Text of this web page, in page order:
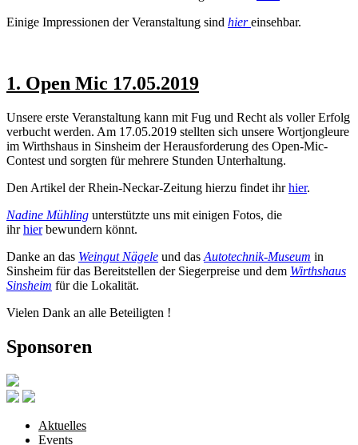
Einige Impressionen der Veranstaltung sind hiereinsehbar.
1. Open Mic 17.05.2019
Unsere erste Veranstaltung kann mit Fug und Recht als voller Erfolg
verbucht werden. Am 17.05.2019 stellten sich unsere Wortjongleure
im Wirthshaus in Sinsheim der Herausforderung des Open-Mic-
Contest und sorgten für mehrere Stunden Unterhaltung.
Den Artikel der Rhein-Neckar-Zeitung hierzu findet ihrhier.
Nadine Mühling unterstützte uns mit einigen Fotos, die
ihrhierbewundern könnt.
Danke an das Weingut Nägele und das Autotechnik-Museum in
Sinsheim für das Bereitstellen der Siegerpreise und dem Wirthshaus
Sinsheim für die Lokalität.
Vielen Dank an alle Beteiligten !
Sponsoren
Aktuelles
Events